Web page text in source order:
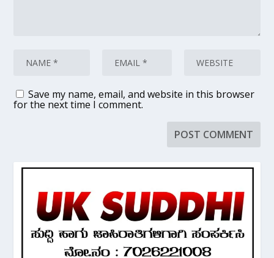
Save my name, email, and website in this browser
for the next time I comment.